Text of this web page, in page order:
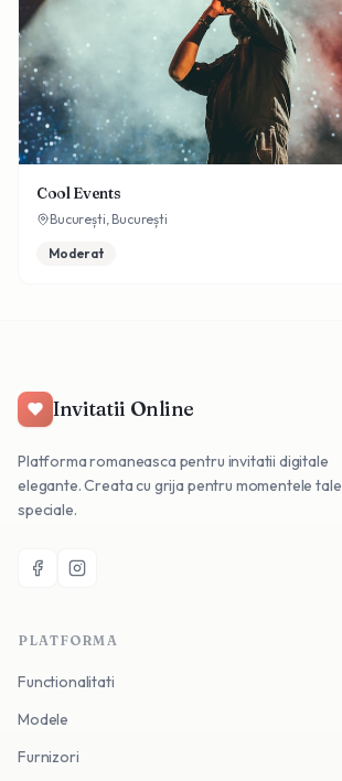
Cool Events
București, București
Moderat
Invitatii Online
Platforma romaneasca pentru invitatii digitale
elegante. Creata cu grija pentru momentele tale
speciale.
PLATFORMA
Functionalitati
Modele
Furnizori